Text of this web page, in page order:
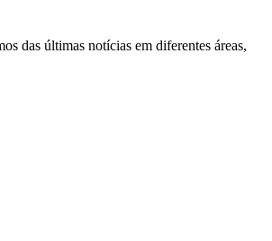
das últimas notícias em diferentes áreas,